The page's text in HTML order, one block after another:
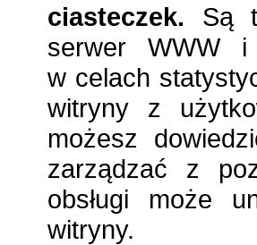
ciasteczek. Są
serwer WWW i
w celach
witryny z
możesz
zarządzać z
obsługi może
witryny.